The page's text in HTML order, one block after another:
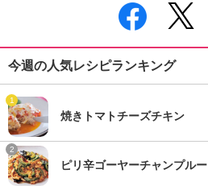
今週の人気レシピランキング
1
焼きトマトチーズチキン
2
ピリ辛ゴーヤーチャンプルー